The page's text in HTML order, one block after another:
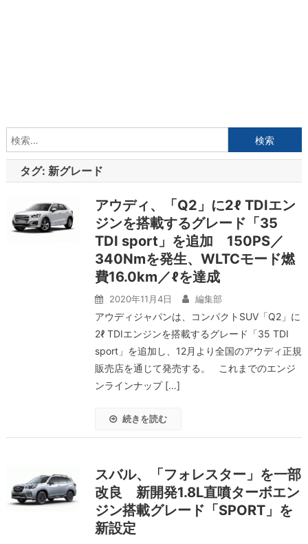
索:
タグ: 新グレード
アウディ、「Q2」に2ℓ TDIエン
ジンを搭載するグレード「35
TDI sport」を追加 150PS／
340Nmを発生、WLTCモード燃
費16.0km／ℓを達成
2020年11月4日 編集部
アウディジャパンは、コンパクトSUV「Q2」に
2ℓ TDIエンジンを搭載するグレード「35 TDI
sport」を追加し、12月より全国のアウディ正規
販売店を通じて発売する。 これまでのエンジ
ンラインナップ […]
続きを読む
スバル、「フォレスター」を一部
改良 新開発1.8L直噴ターボエン
ジン搭載グレード「SPORT」を
新設定